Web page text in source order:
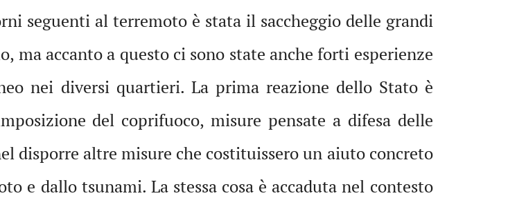
seguenti al terremoto è stata il saccheggio delle grandi
ma accanto a questo ci sono state anche forti esperienze
nei diversi quartieri. La prima reazione dello Stato è
del coprifuoco, misure pensate a difesa delle
disporre altre misure che costituissero un aiuto concreto
e dallo tsunami. La stessa cosa è accaduta nel contesto